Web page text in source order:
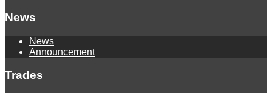
News
News
Announcement
Trades